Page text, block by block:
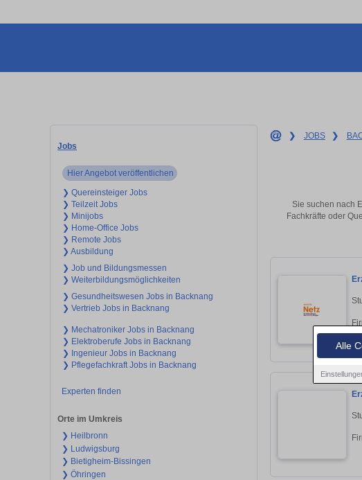
Alle
Jobs
Hier Angebot veröffentlichen
❯ Quereinsteiger Jobs
❯ Teilzeit Jobs
❯ Minijobs
❯ Home-Office Jobs
❯ Remote Jobs
❯ Ausbildung
❯ Job und Bildungsmessen
❯ Weiterbildungsmöglichkeiten
❯ Gesundheitswesen Jobs in Backnang
❯ Vertrieb Jobs in Backnang
❯ Mechatroniker Jobs in Backnang
❯ Elektroberufe Jobs in Backnang
❯ Ingenieur Jobs in Backnang
❯ Pflegefachkraft Jobs in Backnang
Experten finden
Orte im Umkreis
❯ Heilbronn
❯ Ludwigsburg
❯ Bietigheim-Bissingen
❯ Öhringen
❯ JOBS ❯
Sie suchen nach
Fachkräfte oder